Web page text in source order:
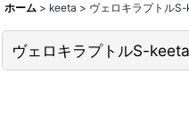
ホーム > keeta > ヴェロキラプトル
ヴェロキラプトルS-keeta